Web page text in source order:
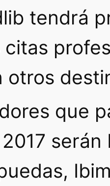
tendrá
otros
que
serán